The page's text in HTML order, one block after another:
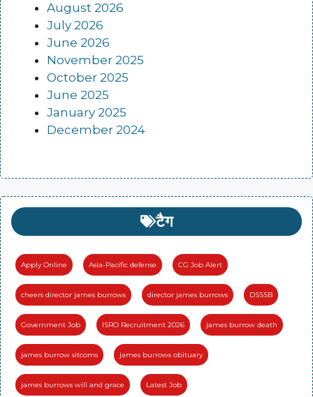
August 2026
July 2026
June 2026
November 2025
October 2025
June 2025
January 2025
December 2024
टैग
Apply Online Asia-Pacific defense CG Job Alert
cheers director james burrows director james burrows DSSSB
Government Job ISRO Recruitment 2026 james burrow death
james burrow sitcoms james burrows obituary
james burrows will and grace Latest Job